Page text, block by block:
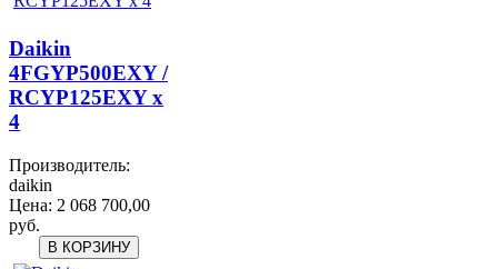
Daikin
4FGYP500EXY /
RCYP125EXY x
4
Производитель:
daikin
Цена: 2 068 700,00
руб.